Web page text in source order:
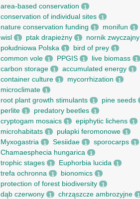
area-based conservation 1
conservation of individual sites 1
nature conservation funding 1 monifun 1
wisl 1 ptak drapieżny 1 nornik zwyczajny
południowa Polska 1 bird of prey 1
common vole 1 PPGIS 1 live biomass 1
carbon storage 1 accumulated energy 1
container culture 1 mycorrhization 1
microclimate 1
root рlant growth stimulants 1 pine seeds
perlite 1 predatory beetles 1
cryptogam mosaics 1 epiphytic lichens 1
microhabitats 1 pułapki feromonowe 1
Myxogastria 1 Sesiidae 1 sporocarps 1
Chamaesphecia hungarica 1
trophic stages 1 Euphorbia lucida 1
trefa ochronna 1 bionomics 1
protection of forest biodiversity 1
dąb czerwony 1 chrząszcze ambrozyjne 1